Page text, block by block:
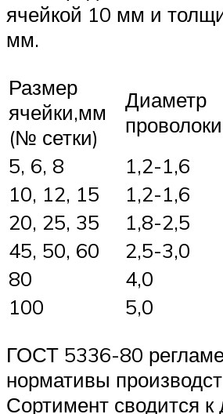
ячейкой 10 мм и
мм.
Размер
ячейки,мм
(№ сетки)
Диаметр
5, 6, 8
1,2-1,6
10, 12, 15
1,2-1,6
20, 25, 35
1,8-2,5
45, 50, 60
2,5-3,0
80
4,0
100
5,0
ГОСТ 5336-80
нормативы
Сортимент сводится к